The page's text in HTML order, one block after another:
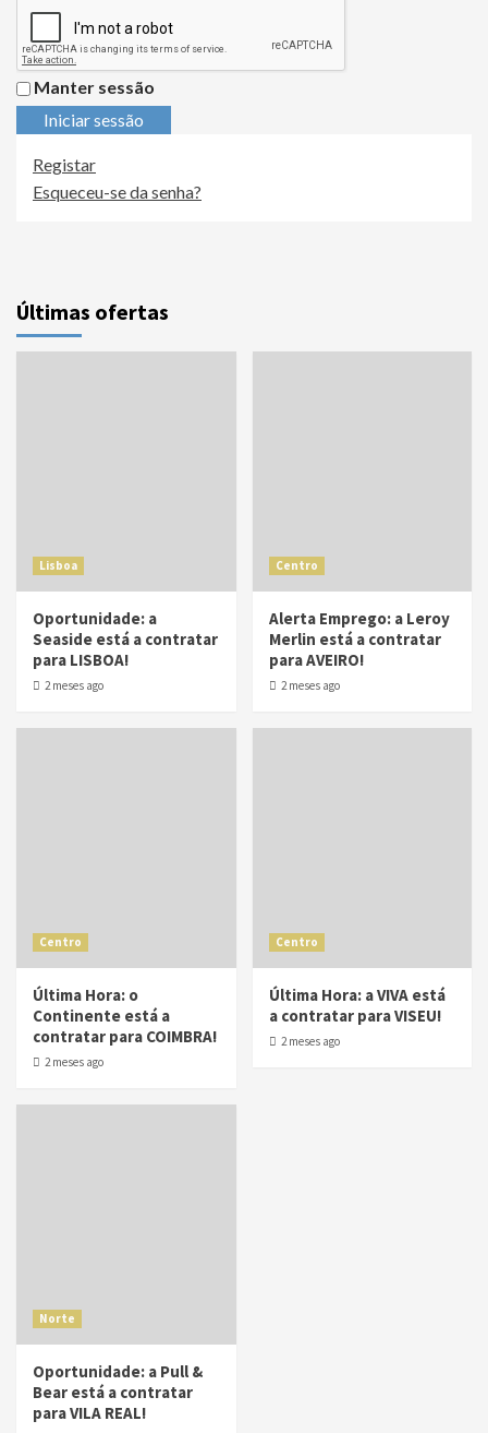
Manter sessão
Iniciar sessão
Registar
Esqueceu-se da senha?
Últimas ofertas
Lisboa
Oportunidade: a
Seaside está a contratar
para LISBOA!
2 meses ago
Centro
Alerta Emprego: a Leroy
Merlin está a contratar
para AVEIRO!
2 meses ago
Centro
Última Hora: o
Continente está a
contratar para COIMBRA!
2 meses ago
Centro
Última Hora: a VIVA está
a contratar para VISEU!
2 meses ago
Norte
Oportunidade: a Pull &
Bear está a contratar
para VILA REAL!